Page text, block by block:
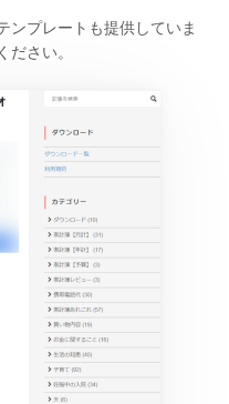
ンプレートも提供していま
さい。